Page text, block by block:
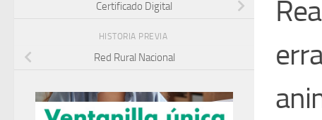
Certificado Digital
HISTORIA PREVIA
Red Rural Nacional